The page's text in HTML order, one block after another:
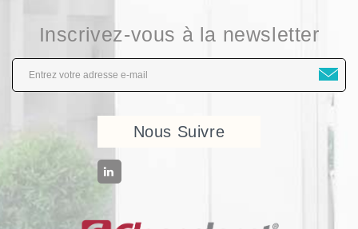
Inscrivez-vous à la newsletter
Nous Suivre